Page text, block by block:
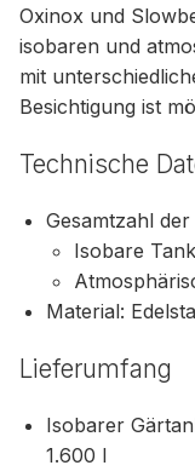
Oxinox und
isobaren und
mit
Besichtigung ist
Technische
Gesamtzahl
Isobare
Material:
Lieferumfang
Isobarer
1.600 l